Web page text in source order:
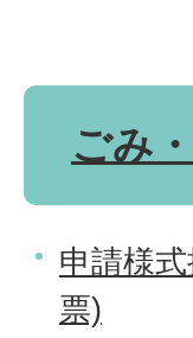
ごみ
申請様
票)